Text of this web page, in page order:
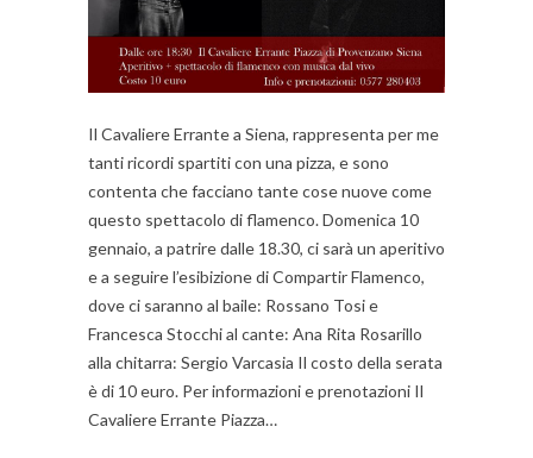
Il Cavaliere Errante a Siena, rappresenta per me
tanti ricordi spartiti con una pizza, e sono
contenta che facciano tante cose nuove come
questo spettacolo di flamenco. Domenica 10
gennaio, a patrire dalle 18.30, ci sarà un aperitivo
e a seguire l’esibizione di Compartir Flamenco,
dove ci saranno al baile: Rossano Tosi e
Francesca Stocchi al cante: Ana Rita Rosarillo
alla chitarra: Sergio Varcasia Il costo della serata
è di 10 euro. Per informazioni e prenotazioni Il
Cavaliere Errante Piazza…